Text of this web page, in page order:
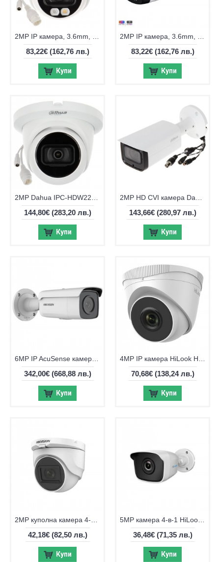
83,22€(162,76 лв.)
Купи
83,22€(162,76 лв.)
Купи
144,80€(283,20 лв.)
Купи
143,66€(280,97 лв.)
Купи
342,00€(668,88 лв.)
Купи
70,68€(138,24 лв.)
Купи
42,18€(82,50 лв.)
Купи
36,48€(71,35 лв.)
Купи